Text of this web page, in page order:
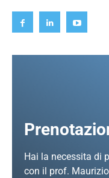
Hai la necessita di
con il prof.